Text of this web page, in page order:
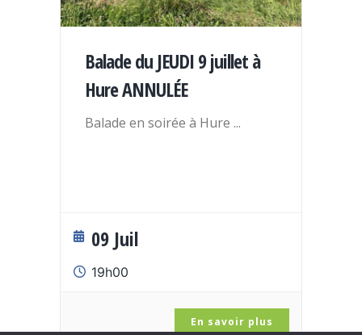
Balade du JEUDI 9 juillet à
Hure ANNULÉE
Balade en soirée à Hure ...
09 Juil
19h00
En savoir plus